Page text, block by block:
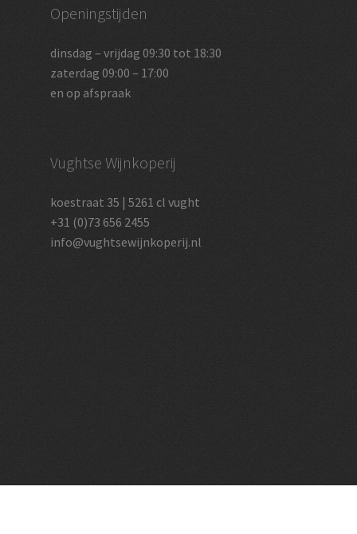
Openingstijden
dinsdag – vrijdag 09:30 tot 18:30
zaterdag 09:00 – 17:00
en op afspraak
Vughtse Wijnkoperij
koestraat 35 | 5261 cl vught
+31 (0)73 656 2455
info@vughtsewijnkoperij.nl